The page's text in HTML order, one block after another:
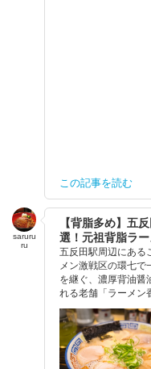
この記事を読む
saruru
ru
【背脂多め】五
選！元祖背脂ラー
五反田駅周辺にある
メン激戦区の環七
を継ぐ、濃厚背油醤
れる老舗「ラーメン